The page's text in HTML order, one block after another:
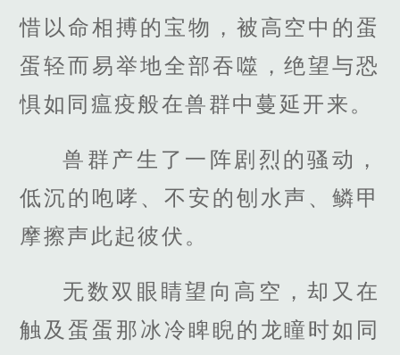
惜以命相搏的宝物，被高空中的蛋
蛋轻而易举地全部吞噬，绝望与恐
惧如同瘟疫般在兽群中蔓延开来。
兽群产生了一阵剧烈的骚动，
低沉的咆哮、不安的刨水声、鳞甲
摩擦声此起彼伏。
无数双眼睛望向高空，却又在
触及蛋蛋那冰冷睥睨的龙瞳时如同